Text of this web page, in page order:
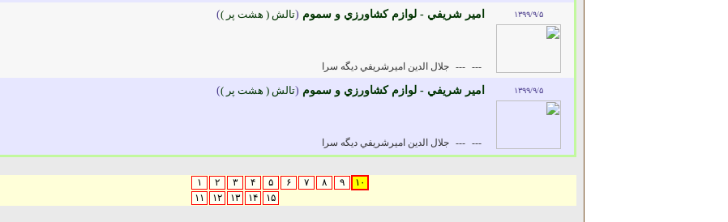
۱۳۹۹/۹/۵ امير شريفي - لوازم کشاورزي و سموم (تالش ( هشت پر ))
---
--- جلال الدين اميرشريفي ديگه سرا
۱۳۹۹/۹/۵ امير شريفي - لوازم کشاورزي و سموم (تالش ( هشت پر ))
---
--- جلال الدين اميرشريفي ديگه سرا
۱ ۲ ۳ ۴ ۵ ۶ ۷ ۸ ۹
۱۰
۱۱
۱۲ ۱۳ ۱۴ ۱۵